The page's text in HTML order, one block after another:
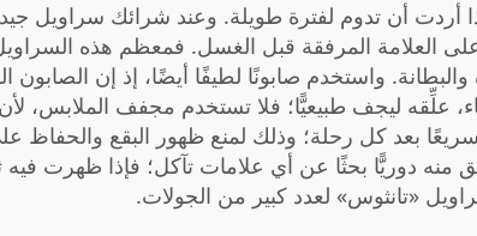
إذا أردت أن تدوم لفترة طويلة. وعند شرائك
على العلامة المرفقة قبل الغسل. فمعظم هذه
واستخدم صابونًا لطيفًا أيضًا، إذ إن الصابون
علِّقه ليجف طبيعيًّا؛ فلا تستخدم مجفف الملابس،
بعد كل رحلة؛ وذلك لمنع ظهور البقع والحفاظ
منه دوريًّا بحثًا عن أي علامات تآكل؛ فإذا ظهرت
«تانثوس» لعدد كبير من الجولات.